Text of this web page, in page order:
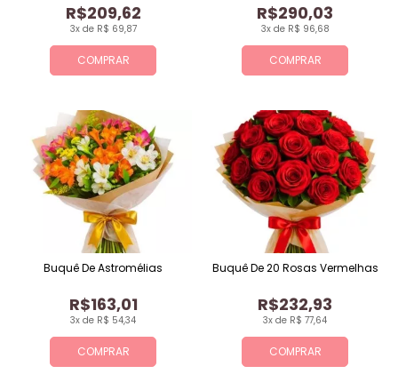
COMPRAR
3x de R$ 69,87
R$209,62
COMPRAR
3x de R$ 96,68
R$290,03
COMPRAR
3x de R$ 54,34
R$163,01
Buquê De Astromélias
COMPRAR
3x de R$ 77,64
R$232,93
Buquê De 20 Rosas Vermelhas